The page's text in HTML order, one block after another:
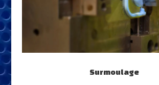
Surmoulage